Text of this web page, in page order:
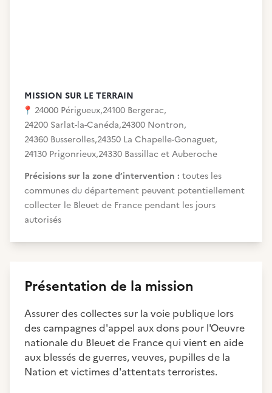
MISSION SUR LE TERRAIN
📍 24000 Périgueux,24100 Bergerac,
24200 Sarlat-la-Canéda,24300 Nontron,
24360 Busserolles,24350 La Chapelle-Gonaguet,
24130 Prigonrieux,24330 Bassillac et Auberoche
Précisions sur la zone d’intervention : toutes les
communes du département peuvent potentiellement
collecter le Bleuet de France pendant les jours
autorisés
Présentation de la mission
Assurer des collectes sur la voie publique lors
des campagnes d'appel aux dons pour l'Oeuvre
nationale du Bleuet de France qui vient en aide
aux blessés de guerres, veuves, pupilles de la
Nation et victimes d'attentats terroristes.